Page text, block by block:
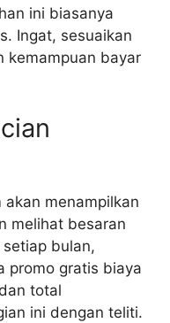
ini biasanya
Ingat, sesuaikan
kemampuan bayar
menampilkan
melihat besaran
bulan,
promo gratis biaya
total
ini dengan teliti.